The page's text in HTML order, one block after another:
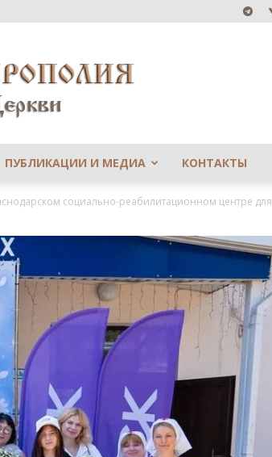
ПУБЛИКАЦИИ И МЕДИА КОНТАКТЫ
социально-реабилитационном центре для